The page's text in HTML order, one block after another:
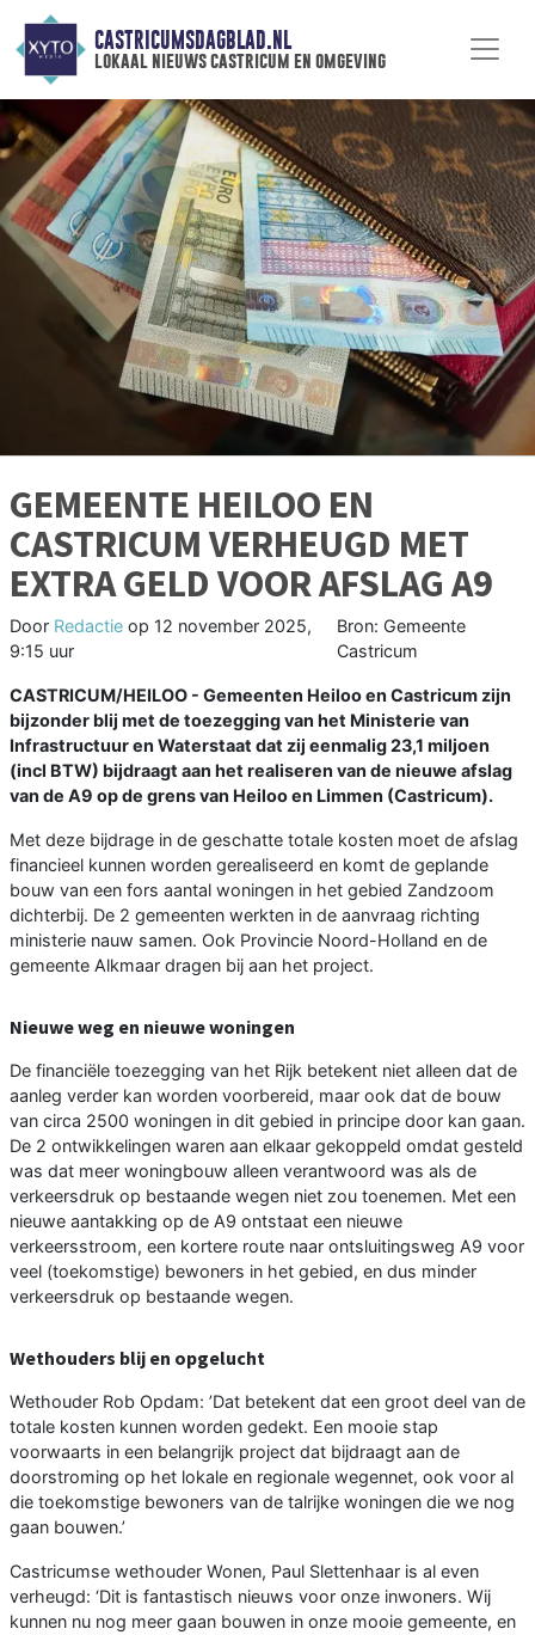
CASTRICUMSDAGBLAD.NL
lokaal nieuws castricum en omgeving
GEMEENTE HEILOO EN
CASTRICUM VERHEUGD MET
EXTRA GELD VOOR AFSLAG A9
Door Redactie op 12 november 2025,
9:15 uur
Bron: Gemeente
Castricum
CASTRICUM/HEILOO - Gemeenten Heiloo en Castricum zijn
bijzonder blij met de toezegging van het Ministerie van
Infrastructuur en Waterstaat dat zij eenmalig 23,1 miljoen
(incl BTW) bijdraagt aan het realiseren van de nieuwe afslag
van de A9 op de grens van Heiloo en Limmen (Castricum).
Met deze bijdrage in de geschatte totale kosten moet de afslag
financieel kunnen worden gerealiseerd en komt de geplande
bouw van een fors aantal woningen in het gebied Zandzoom
dichterbij. De 2 gemeenten werkten in de aanvraag richting
ministerie nauw samen. Ook Provincie Noord-Holland en de
gemeente Alkmaar dragen bij aan het project.
Nieuwe weg en nieuwe woningen
De financiële toezegging van het Rijk betekent niet alleen dat de
aanleg verder kan worden voorbereid, maar ook dat de bouw
van circa 2500 woningen in dit gebied in principe door kan gaan.
De 2 ontwikkelingen waren aan elkaar gekoppeld omdat gesteld
was dat meer woningbouw alleen verantwoord was als de
verkeersdruk op bestaande wegen niet zou toenemen. Met een
nieuwe aantakking op de A9 ontstaat een nieuwe
verkeersstroom, een kortere route naar ontsluitingsweg A9 voor
veel (toekomstige) bewoners in het gebied, en dus minder
verkeersdruk op bestaande wegen.
Wethouders blij en opgelucht
Wethouder Rob Opdam: ’Dat betekent dat een groot deel van de
totale kosten kunnen worden gedekt. Een mooie stap
voorwaarts in een belangrijk project dat bijdraagt aan de
doorstroming op het lokale en regionale wegennet, ook voor al
die toekomstige bewoners van de talrijke woningen die we nog
gaan bouwen.’
Castricumse wethouder Wonen, Paul Slettenhaar is al even
verheugd: ‘Dit is fantastisch nieuws voor onze inwoners. Wij
kunnen nu nog meer gaan bouwen in onze mooie gemeente, en